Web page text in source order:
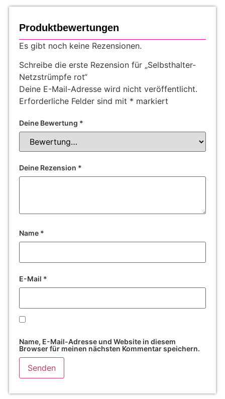
Produktbewertungen
Es gibt noch keine Rezensionen.
Schreibe die erste Rezension für „Selbsthalter-
Netzstrümpfe rot“
Deine E-Mail-Adresse wird nicht veröffentlicht.
Erforderliche Felder sind mit * markiert
Deine Bewertung *
Deine Rezension *
Name *
E-Mail *
Name, E-Mail-Adresse und Website in diesem
Browser für meinen nächsten Kommentar speichern.